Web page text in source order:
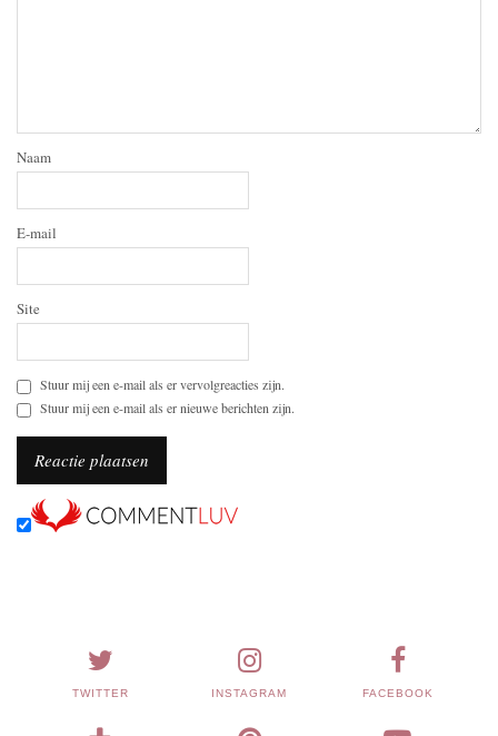
Naam
E-mail
Site
Stuur mij een e-mail als er vervolgreacties zijn.
Stuur mij een e-mail als er nieuwe berichten zijn.
TWITTER INSTAGRAM FACEBOOK